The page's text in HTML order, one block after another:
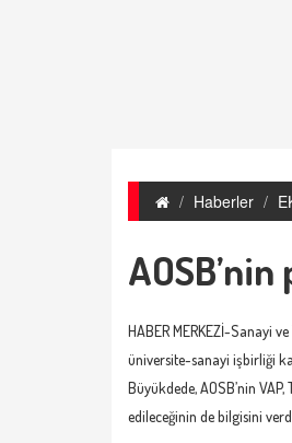
Haberler
HABER MERKEZİ-Sanayi
üniversite-sanayi işbirliği
Büyükdede, AOSB’nin
edileceğinin de bilgisini